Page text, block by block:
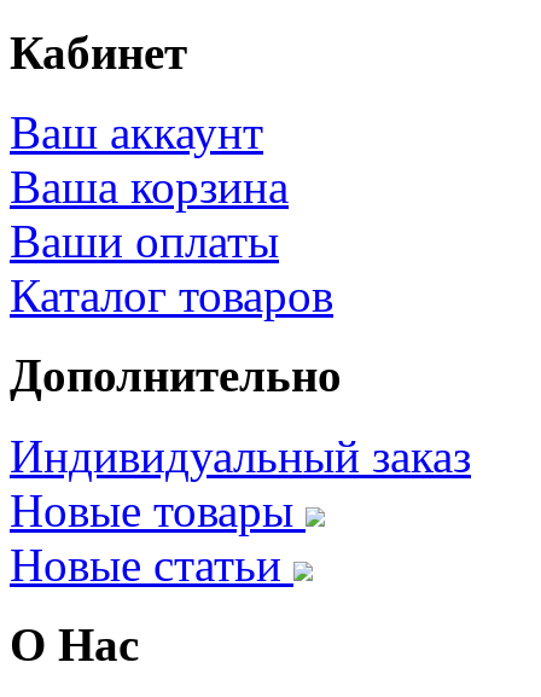
Кабинет
Ваш аккаунт
Ваша корзина
Ваши оплаты
Каталог товаров
Дополнительно
Индивидуальный заказ
Новые товары
Новые статьи
О Нас